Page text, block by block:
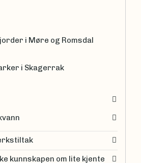
i Møre og Romsdal
i Skagerrak
kunnskapen om lite kjente